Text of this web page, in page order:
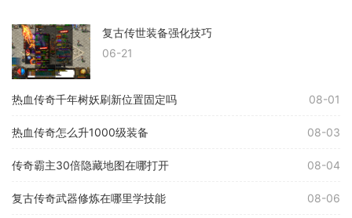
复古传世装备强化技巧
06-21
热血传奇千年树妖刷新位置固定吗 08-01
热血传奇怎么升1000级装备 08-03
传奇霸主30倍隐藏地图在哪打开 08-04
复古传奇武器修炼在哪里学技能 08-06